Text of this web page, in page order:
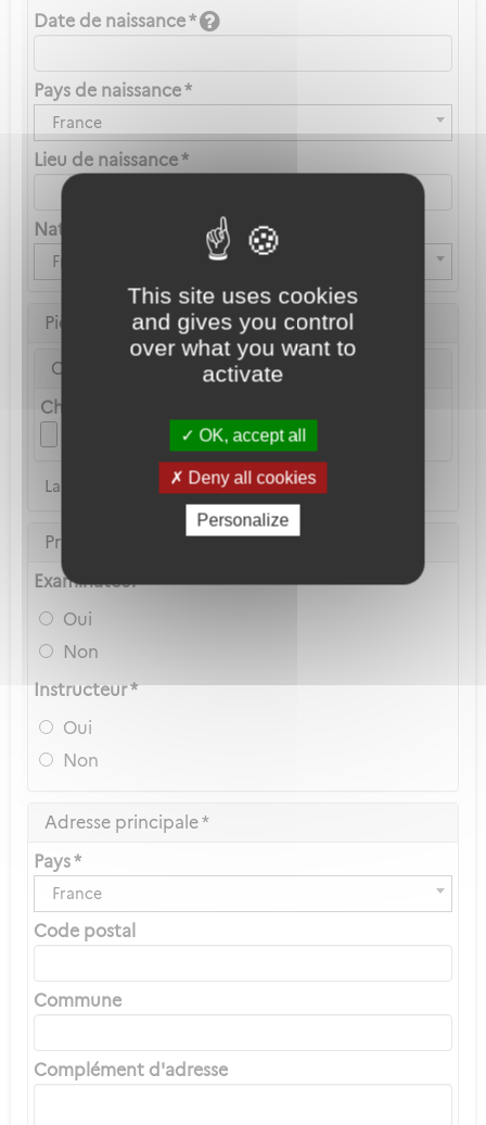
This site uses cookies
and gives you control
over what you want to
activate
OK, accept all
Deny all cookies
Personalize
Date de naissance *
Pays de naissance *
France
Lieu de naissance *
Nationalité *
Française
Pièce d'identité
Carte Nationale d'Identité ou Passeport *
Choix du fichier
La copie du permis de conduire n'est pas acceptée
Privilèges Navigant
Examinateur *
Oui
Non
Instructeur *
Oui
Non
Adresse principale *
Pays *
France
Code postal
Commune
Complément d'adresse